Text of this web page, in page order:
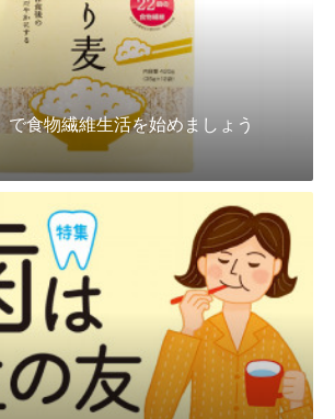
で食物繊維生活を始めましょう